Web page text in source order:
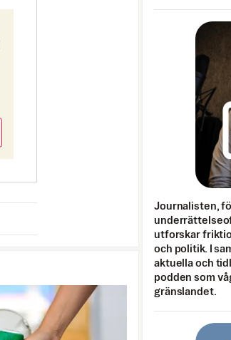
Journalisten,
utforskar
och politik. I
aktuella och
podden som
gränslandet.